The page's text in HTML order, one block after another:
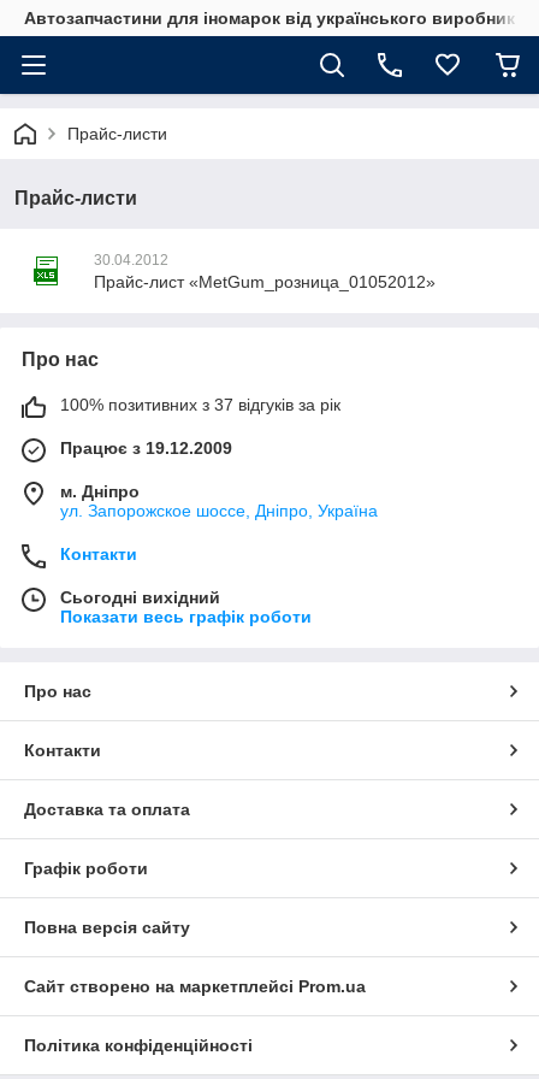
Автозапчастини для іномарок від українського виробника
Прайс-листи
Прайс-листи
30.04.2012
Прайс-лист «MetGum_розница_01052012»
Про нас
100% позитивних з 37 відгуків за рік
Працює з 19.12.2009
м. Дніпро
ул. Запорожское шоссе, Дніпро, Україна
Контакти
Сьогодні вихідний
Показати весь графік роботи
Про нас
Контакти
Доставка та оплата
Графік роботи
Повна версія сайту
Сайт створено на маркетплейсі Prom.ua
Політика конфіденційності